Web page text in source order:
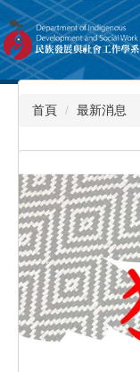
跳
到
主
要
內
首頁 最新消息